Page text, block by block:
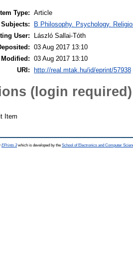
Item Type: Article
Subjects:
B Philosophy. Psychology.
User:
László Sallai-Tóth
03 Aug 2017 13:10
Modified: 03 Aug 2017 13:10
URI:
http://real.mtak.hu/id/eprint/57938
(login required)
Item
EPrints 3which is developed by the School of Electronics and Computer